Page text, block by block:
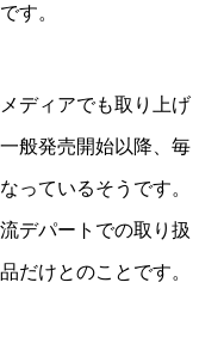
す。
ディアでも取り上げ
般発売開始以降、毎
っているそうです。
デパートでの取り扱
だけとのことです。